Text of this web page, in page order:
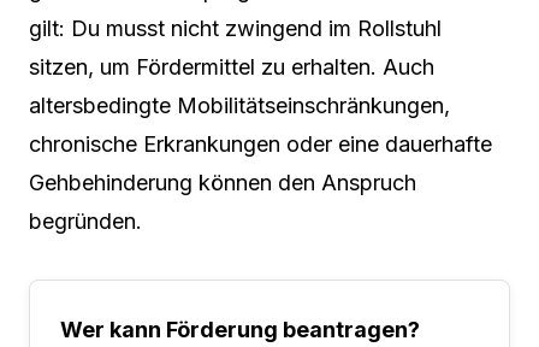
gilt: Du musst nicht zwingend im Rollstuhl
sitzen, um Fördermittel zu erhalten. Auch
altersbedingte Mobilitätseinschränkungen,
chronische Erkrankungen oder eine dauerhafte
Gehbehinderung können den Anspruch
begründen.
Wer kann Förderung beantragen?